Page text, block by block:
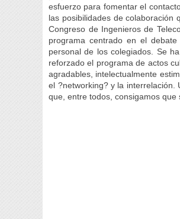
esfuerzo para fomentar el
las posibilidades de colaboración
Congreso de Ingenieros de
programa centrado en el
personal de los colegiados. Se
reforzado el programa de actos
agradables, intelectualmente
el ?networking? y la interrelación.
que, entre todos, consigamos que